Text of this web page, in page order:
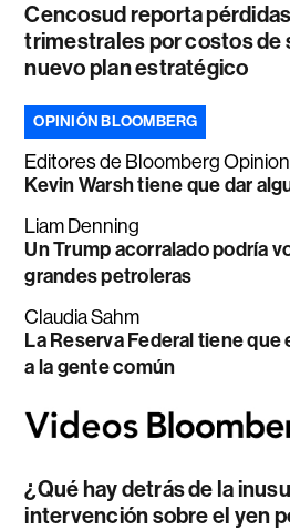
Cencosud reporta pérdidas
trimestrales por costos de
nuevo plan estratégico
OPINIÓN BLOOMBERG
Editores de Bloomberg Opinion
Kevin Warsh tiene que dar
Liam Denning
Un Trump acorralado podría
grandes petroleras
Claudia Sahm
La Reserva Federal tiene
a la gente común
¿Qué hay detrás de la
intervención sobre el yen